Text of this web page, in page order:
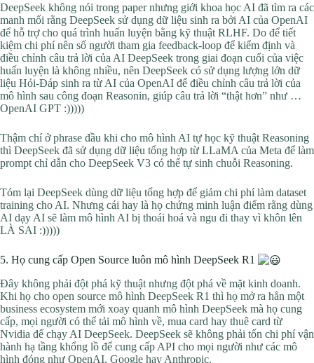
DeepSeek không nói trong paper nhưng giới khoa học AI đã tìm ra các
manh mối rằng DeepSeek sử dụng dữ liệu sinh ra bởi AI của OpenAI
để hỗ trợ cho quá trình huấn luyện bằng kỹ thuật RLHF. Do để tiết
kiệm chi phí nên số người tham gia feedback-loop để kiểm định và
điều chỉnh câu trả lời của AI DeepSeek trong giai đoạn cuối của việc
huấn luyện là không nhiều, nên DeepSeek có sử dụng lượng lớn dữ
liệu Hỏi-Đáp sinh ra từ AI của OpenAI để điều chỉnh câu trả lời của
mô hình sau công đoạn Reasonin, giúp câu trả lời “thật hơn” như …
OpenAI GPT :)))))
Thậm chí ở phrase đầu khi cho mô hình AI tự học kỹ thuật Reasoning
thì DeepSeek đã sử dụng dữ liệu tổng hợp từ LLaMA của Meta để làm
prompt chỉ dẫn cho DeepSeek V3 có thể tự sinh chuỗi Reasoning.
Tóm lại DeepSeek dùng dữ liệu tổng hợp để giảm chi phí làm dataset
training cho AI. Nhưng cái hay là họ chứng minh luận điểm rằng dùng
AI dạy AI sẽ làm mô hình AI bị thoái hoá và ngu đi thay vì khôn lên
LÀ SAI :)))))
5. Họ cung cấp Open Source luôn mô hình DeepSeek R1
Đây không phải đột phá kỹ thuật nhưng đột phá về mặt kinh doanh.
Khi họ cho open source mô hình DeepSeek R1 thì họ mở ra hẳn một
business ecosystem mới xoay quanh mô hình DeepSeek mà họ cung
cấp, mọi người có thể tải mô hình về, mua card hay thuê card từ
Nvidia để chạy AI DeepSeek. DeepSeek sẽ không phải tốn chi phí vận
hành hạ tầng khổng lồ để cung cấp API cho mọi người như các mô
hình đóng như OpenAI, Google hay Anthropic.